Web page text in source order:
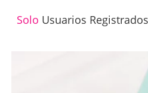
Solo Usuarios Registrados